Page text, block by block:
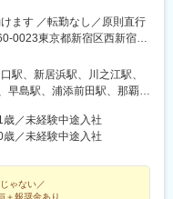
牛浜駅、藤沢駅、雑色駅、
駅、西葛西駅、逗子駅、宮
北真岡駅、伊勢原駅、淵野
芸駅、土佐山田駅、大阪空
駅、学園前駅(奈良県)、上
、東伏見駅、下総中山駅、
、下高井戸駅、岩原駅、熊
中央駅、西新宿五丁目駅、
大江橋駅、宇都宮駅東口駅
ます ／転勤なし／原則直行
0023東京都新宿区西新宿五
トタワー3階※転居を伴う転
23区、関東のプロジェク
駅、新居浜駅、川之江駅、
早島駅、浦添前田駅、那覇空
駅(奈良線)、久津川駅、山城
馬県)、前橋大島駅、広駅、
東岩槻駅、大野原駅、亀山
駅、赤湯駅、奈古駅、日野
／未経験中途入社
／未経験中途入社
ゃない／
＋報奨金あり